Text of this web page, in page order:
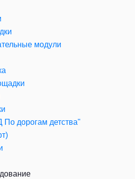
модули
дорогам детства"